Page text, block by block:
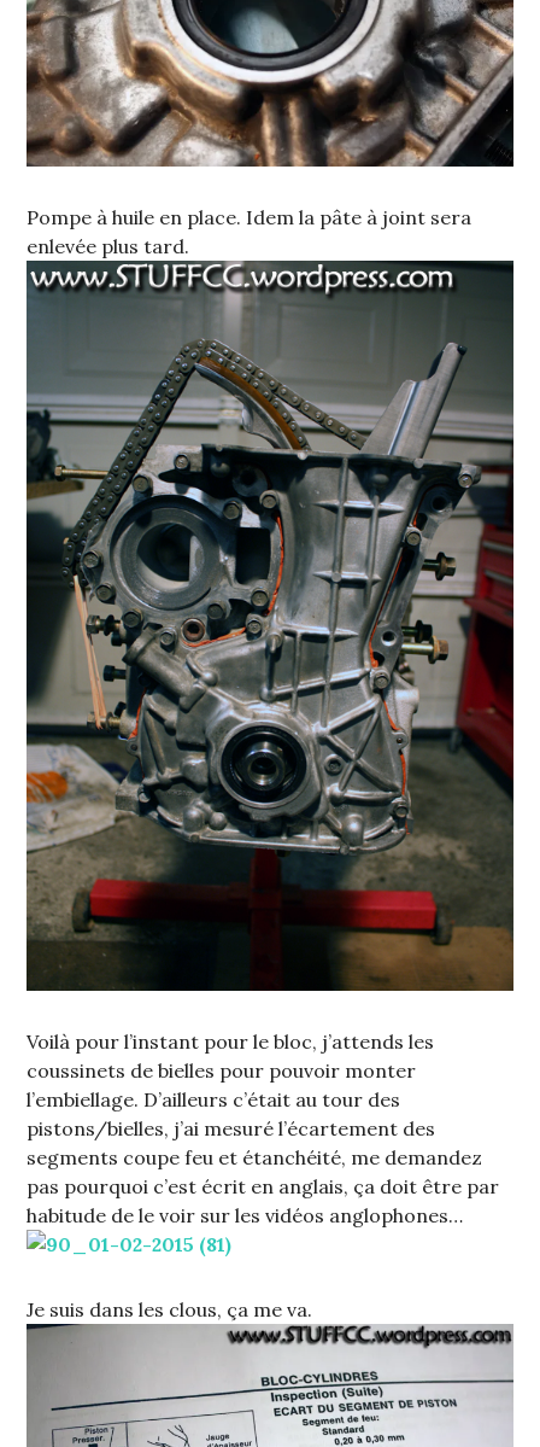
Pompe à huile en place. Idem la pâte à joint sera
enlevée plus tard.
Voilà pour l’instant pour le bloc, j’attends les
coussinets de bielles pour pouvoir monter
l’embiellage. D’ailleurs c’était au tour des
pistons/bielles, j’ai mesuré l’écartement des
segments coupe feu et étanchéité, me demandez
pas pourquoi c’est écrit en anglais, ça doit être par
habitude de le voir sur les vidéos anglophones…
Je suis dans les clous, ça me va.